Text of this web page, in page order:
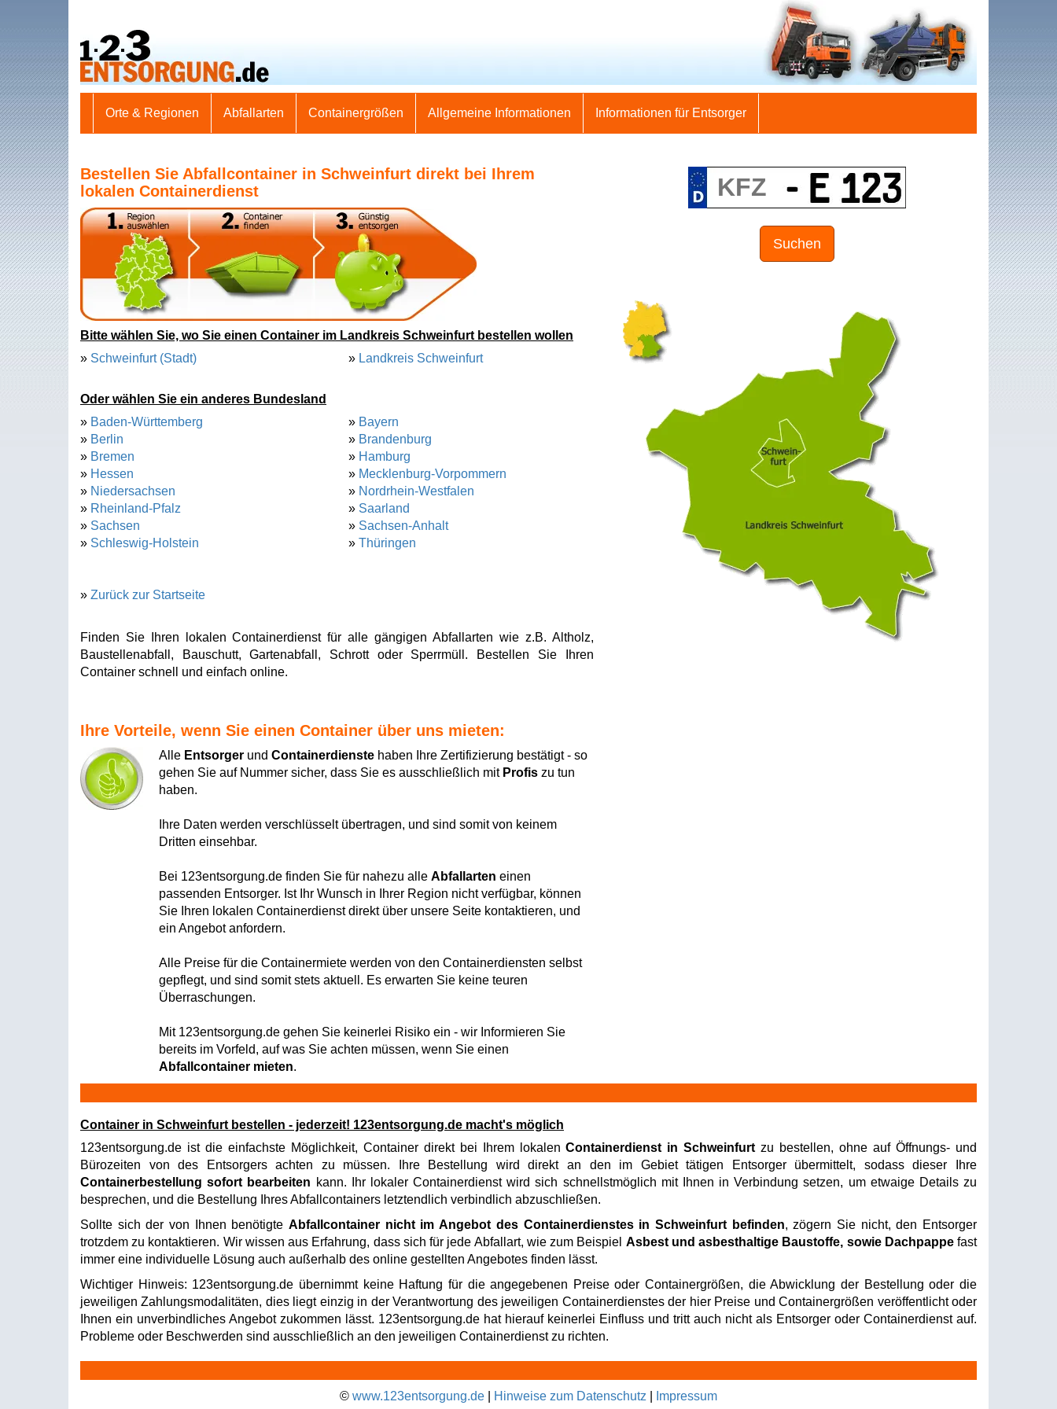
Orte & Regionen Abfallarten Containergrößen Allgemeine Informationen Informationen für Entsorger
Bestellen Sie Abfallcontainer in Schweinfurt direkt bei Ihrem
lokalen Containerdienst
Bitte wählen Sie, wo Sie einen Container im Landkreis Schweinfurt bestellen wollen
» Schweinfurt (Stadt) » Landkreis Schweinfurt
Oder wählen Sie ein anderes Bundesland
» Baden-Württemberg
» Berlin
» Bremen
» Hessen
» Niedersachsen
» Rheinland-Pfalz
» Sachsen
» Schleswig-Holstein
» Bayern
» Brandenburg
» Hamburg
» Mecklenburg-Vorpommern
» Nordrhein-Westfalen
» Saarland
» Sachsen-Anhalt
»Thüringen
» Zurück zur Startseite
Finden Sie Ihren lokalen Containerdienst für alle gängigen Abfallarten wie z.B. Altholz,
Baustellenabfall, Bauschutt, Gartenabfall, Schrott oder Sperrmüll. Bestellen Sie Ihren
Container schnell und einfach online.
Ihre Vorteile, wenn Sie einen Container über uns mieten:
Alle Entsorger und Containerdienste haben Ihre Zertifizierung bestätigt - so
gehen Sie auf Nummer sicher, dass Sie es ausschließlich mit Profis zu tun
haben.
Ihre Daten werden verschlüsselt übertragen, und sind somit von keinem
Dritten einsehbar.
Bei 123entsorgung.de finden Sie für nahezu alle Abfallarten einen
passenden Entsorger. Ist Ihr Wunsch in Ihrer Region nicht verfügbar, können
Sie Ihren lokalen Containerdienst direkt über unsere Seite kontaktieren, und
ein Angebot anfordern.
Alle Preise für die Containermiete werden von den Containerdiensten selbst
gepflegt, und sind somit stets aktuell. Es erwarten Sie keine teuren
Überraschungen.
Mit 123entsorgung.de gehen Sie keinerlei Risiko ein - wir Informieren Sie
bereits im Vorfeld, auf was Sie achten müssen, wenn Sie einen
Abfallcontainer mieten.
Suchen
Container in Schweinfurt bestellen - jederzeit! 123entsorgung.de macht's möglich
123entsorgung.de ist die einfachste Möglichkeit, Container direkt bei Ihrem lokalenContainerdienst in Schweinfurt zu bestellen, ohne auf Öffnungs- und
Bürozeiten von des Entsorgers achten zu müssen. Ihre Bestellung wird direkt an den im Gebiet tätigen Entsorger übermittelt, sodass dieser Ihre
Containerbestellung sofort bearbeiten kann. Ihr lokaler Containerdienst wird sich schnellstmöglich mit Ihnen in Verbindung setzen, um etwaige Details zu
besprechen, und die Bestellung Ihres Abfallcontainers letztendlich verbindlich abzuschließen.
Sollte sich der von Ihnen benötigteAbfallcontainer nicht im Angebot des Containerdienstes in Schweinfurt befinden, zögern Sie nicht, den Entsorger
trotzdem zu kontaktieren. Wir wissen aus Erfahrung, dass sich für jede Abfallart, wie zum Beispiel Asbest und asbesthaltige Baustoffe, sowie Dachpappefast
immer eine individuelle Lösung auch außerhalb des online gestellten Angebotes finden lässt.
Wichtiger Hinweis: 123entsorgung.de übernimmt keine Haftung für die angegebenen Preise oder Containergrößen, die Abwicklung der Bestellung oder die
jeweiligen Zahlungsmodalitäten, dies liegt einzig in der Verantwortung des jeweiligen Containerdienstes der hier Preise und Containergrößen veröffentlicht oder
Ihnen ein unverbindliches Angebot zukommen lässt. 123entsorgung.de hat hierauf keinerlei Einfluss und tritt auch nicht als Entsorger oder Containerdienst auf.
Probleme oder Beschwerden sind ausschließlich an den jeweiligen Containerdienst zu richten.
© www.123entsorgung.de Hinweise zum Datenschutz Impressum